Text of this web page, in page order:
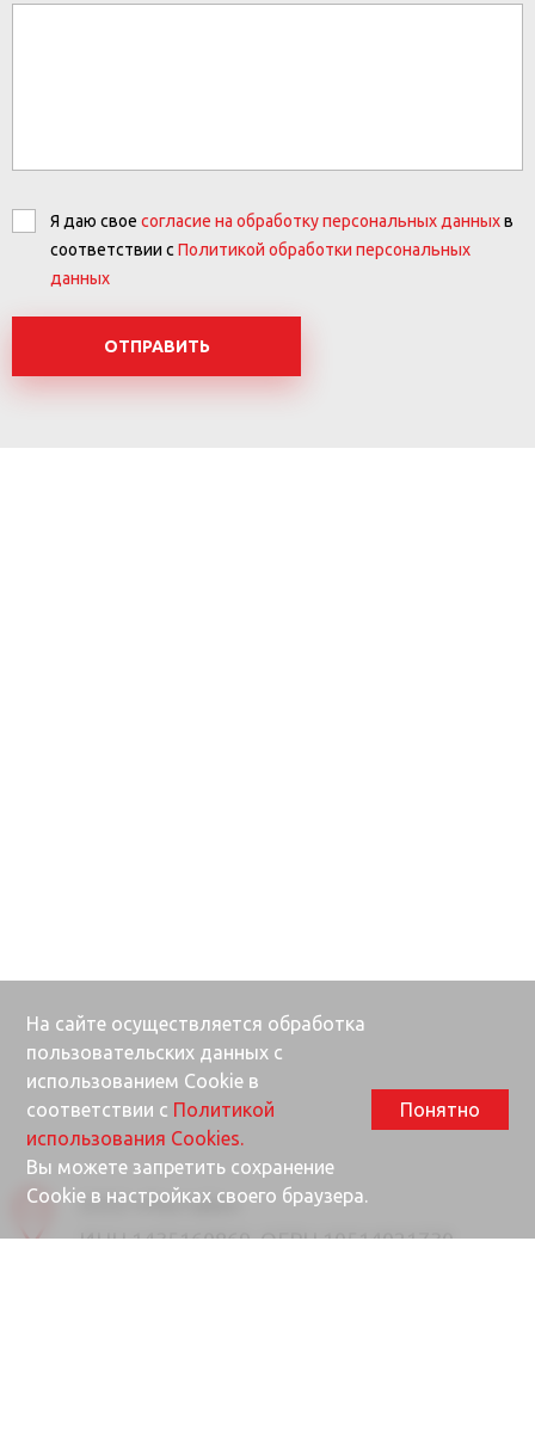
Я даю своесогласие на обработку персональных данныхв
соответствии сПолитикой обработки персональных
данных
ОТПРАВИТЬ
ООО «Ректайм»
ИНН 1435160869, ОГРН 10514021730
На сайте осуществляется обработка
пользовательских данных с
использованием Cookie в
соответствии с Политикой
использования Cookies.
Вы можете запретить сохранение
Cookie в настройках своего браузера.
Понятно